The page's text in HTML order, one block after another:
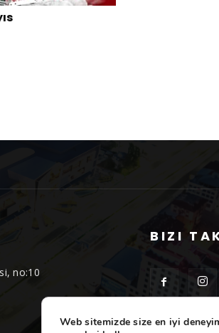
no:10
BIZI
Web sitemizde size en iyi